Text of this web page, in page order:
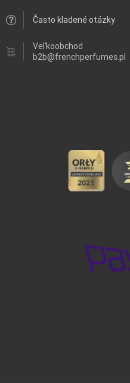
Často kladené otázky
Veľkoobchod
b2b@frenchperfumes.pl